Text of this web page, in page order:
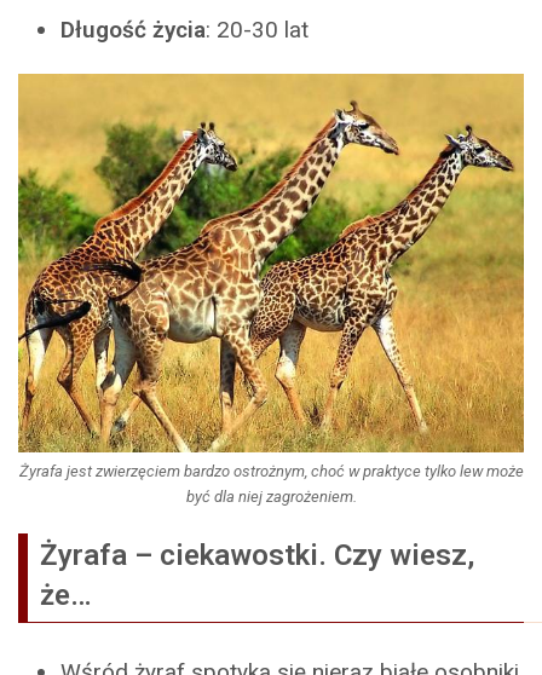
Długość życia: 20-30 lat
Żyrafa jest zwierzęciem bardzo ostrożnym, choć w praktyce tylko lew może
być dla niej zagrożeniem.
Żyrafa – ciekawostki. Czy wiesz,
że…